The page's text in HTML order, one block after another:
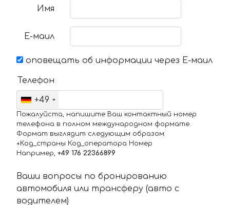
Имя
Е-маил
оповещать об информации через Е-маил
Телефон
+49
Пожалуйста, напишите Ваш контактный номер
телефона в полном международном формате.
Формат выглядит следующим образом:
+Код_страны Код_оператора Номер
Например, +49 176 22366899
Ваши вопросы по бронированию
автомобиля или трансферу (авто с
водителем)